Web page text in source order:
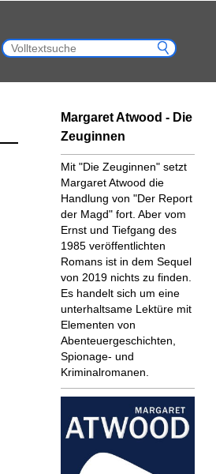
Margaret Atwood - Die
Zeuginnen
Mit "Die Zeuginnen" setzt
Margaret Atwood die
Handlung von "Der Report
der Magd" fort. Aber vom
Ernst und Tiefgang des
1985 veröffentlichten
Romans ist in dem Sequel
von 2019 nichts zu finden.
Es handelt sich um eine
unterhaltsame Lektüre mit
Elementen von
Abenteuergeschichten,
Spionage- und
Kriminalromanen.